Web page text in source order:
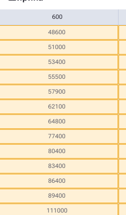
600
48600
51000
53400
55500
57900
62100
64800
77400
80400
83400
86400
89400
111000